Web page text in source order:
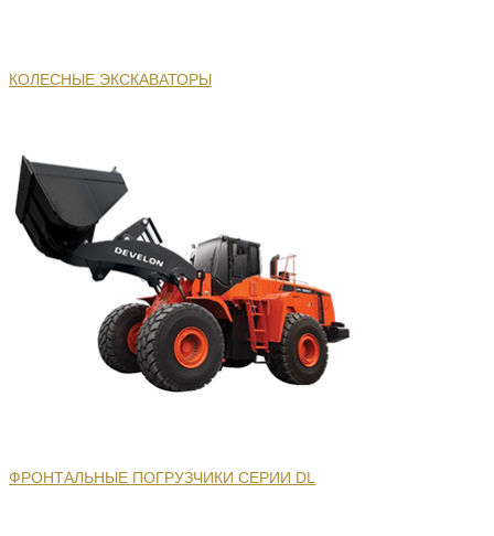
КОЛЕСНЫЕ ЭКСКАВАТОРЫ
ФРОНТАЛЬНЫЕ ПОГРУЗЧИКИ СЕРИИ DL